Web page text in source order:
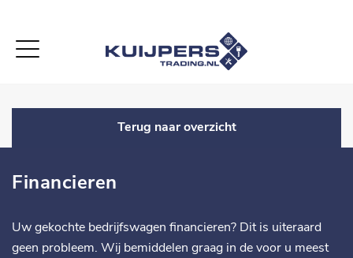
Terug naar overzicht
Financieren
Uw gekochte bedrijfswagen financieren? Dit is uiteraard
geen probleem. Wij bemiddelen graag in de voor u meest